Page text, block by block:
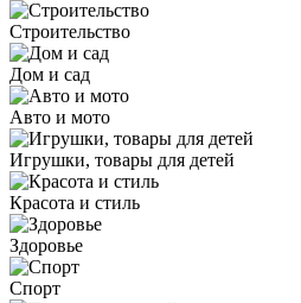
Строительство
Дом и сад
Авто и мото
Игрушки, товары для детей
Красота и стиль
Здоровье
Спорт